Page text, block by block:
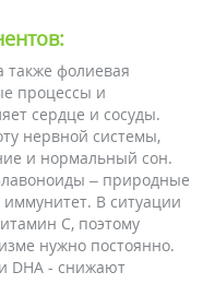
также фолиевая
процессы и
сердце и сосуды.
нервной системы,
и нормальный сон.
– природные
В ситуации
С, поэтому
нужно постоянно.
DHA - снижают